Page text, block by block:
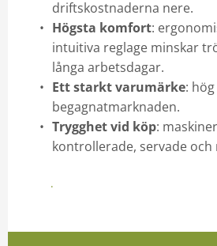
driftskostnaderna nere.
Högsta komfort:
intuitiva reglage minskar
långa arbetsdagar.
Ett starkt varumärke:
begagnatmarknaden.
Trygghet vid köp:
kontrollerade, servade
Hitta modellen som passar